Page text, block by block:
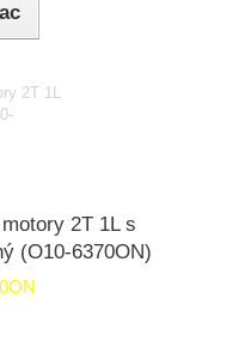
2T 1L s
(O10-6370ON)